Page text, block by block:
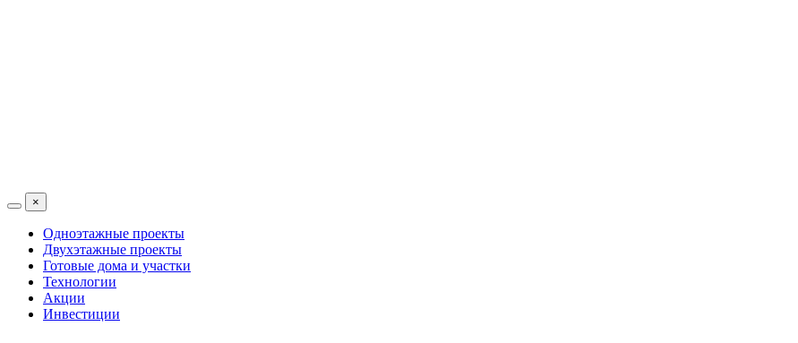
×
Одноэтажные проекты
Двухэтажные проекты
Готовые дома и участки
Технологии
Акции
Инвестиции